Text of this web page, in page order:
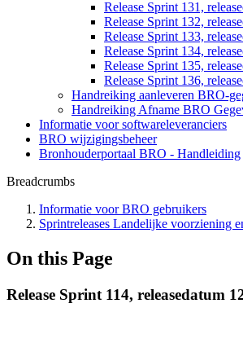
Release Sprint 131,
Release Sprint 132,
Release Sprint 133,
Release Sprint 134,
Release Sprint 135,
Release Sprint 136,
Handreiking aanleveren BRO-
Handreiking Afname BRO
Informatie voor softwareleveranciers
BRO wijzigingsbeheer
Bronhouderportaal BRO - Handleiding
Breadcrumbs
Informatie voor BRO gebruikers
Sprintreleases Landelijke voorziening
On this Page
Release Sprint 114, releasedatum